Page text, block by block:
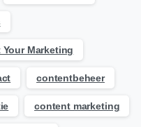
Marketing
contentbeheer
content marketing